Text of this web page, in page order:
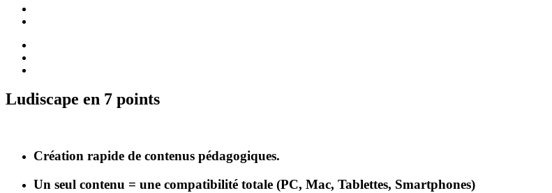
Ludiscape en 7 points
Création rapide de contenus pédagogiques.
Un seul contenu = une compatibilité totale (PC, Mac, Tablettes, Smartphones)